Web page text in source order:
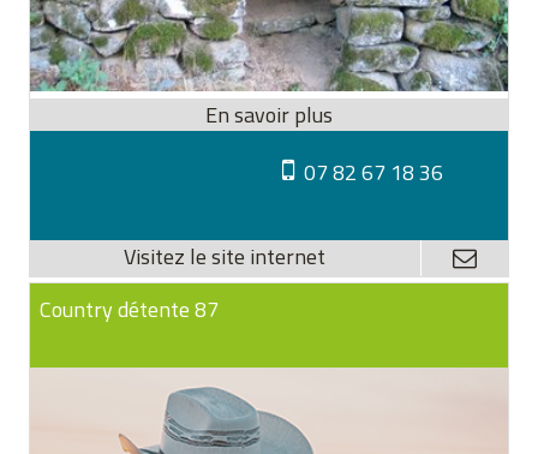
07 82 67 18 36
Country détente 87